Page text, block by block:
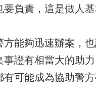
負責，這是做人基
能夠迅速辦案，
證有相當大的助
可能成為協助警方